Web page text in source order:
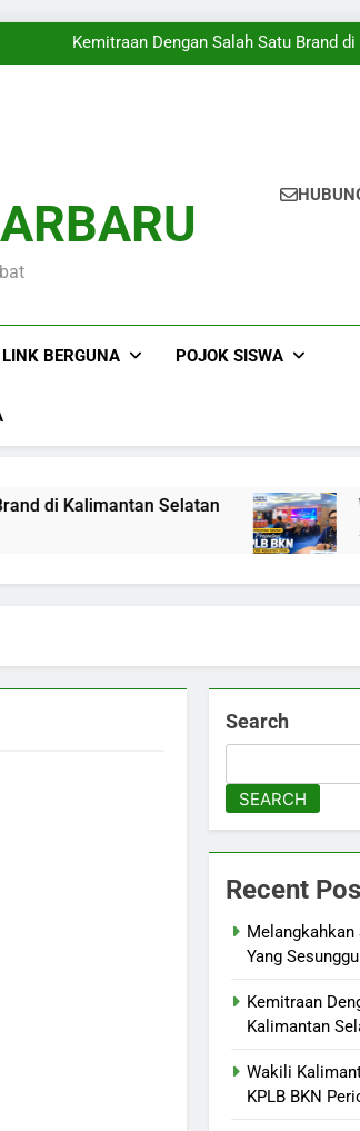
Melangkahkan Satu Kaki Menuju Dunia Kerja
Kemitraan Dengan Salah Satu Brand
Kalimantan Selatan pada Presentasi KPLB
LINK BERGUNA POJOK SISWA
Kalimantan Selatan
5 Days
Search
SEARCH
Recent
Melangkahkan
Yang
Kemitraan
Kalimantan
Wakili
KPLB BKN